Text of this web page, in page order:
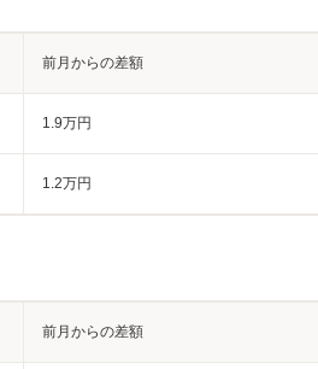
前月からの差額
1.9万円
1.2万円
前月からの差額